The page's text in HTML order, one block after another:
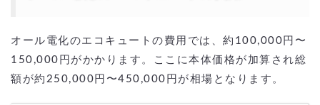
オール電化のエコキュートの費用では、約100,000円〜
150,000円がかかります。ここに本体価格が加算され総
額が約250,000円〜450,000円が相場となります。